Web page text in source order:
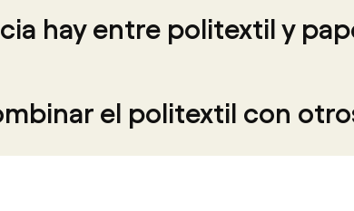
hay entre politextil y
el politextil con